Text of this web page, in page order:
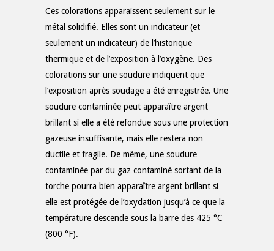
Ces colorations apparaissent seulement sur le
métal solidifié. Elles sont un indicateur (et
seulement un indicateur) de l’historique
thermique et de l’exposition à l’oxygène. Des
colorations sur une soudure indiquent que
l’exposition après soudage a été enregistrée. Une
soudure contaminée peut apparaître argent
brillant si elle a été refondue sous une protection
gazeuse insuffisante, mais elle restera non
ductile et fragile. De même, une soudure
contaminée par du gaz contaminé sortant de la
torche pourra bien apparaître argent brillant si
elle est protégée de l’oxydation jusqu’à ce que la
température descende sous la barre des 425 °C
(800 °F).